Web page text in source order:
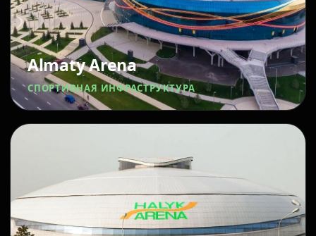
Almaty Arena
СПОРТИВНАЯ ИНФРАСТРУКТУРА